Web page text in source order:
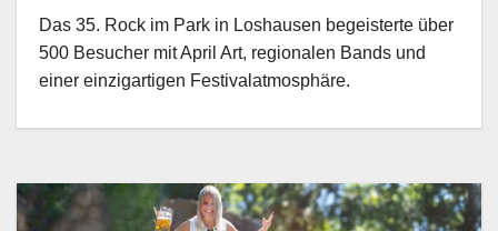
Das 35. Rock im Park in Loshausen begeisterte über
500 Besucher mit April Art, regionalen Bands und
einer einzigartigen Festivalatmosphäre.